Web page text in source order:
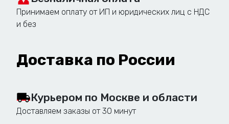
Стенды с перекидными системами: для
Пробковые стенды: для крепления
информации с помощью кнопок.
Принимаем оплату от ИП и юридических лиц с НДС
и без
Доставка по России
Курьером по Москве и области
Доставляем заказы от 30 минут